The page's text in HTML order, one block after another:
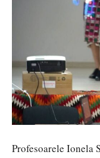
Profesoarele Ionela